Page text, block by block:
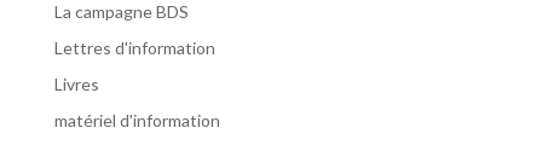
La campagne BDS
Lettres d'information
Livres
matériel d'information